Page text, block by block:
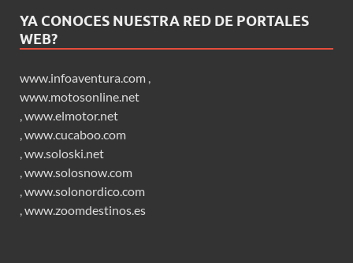
YA CONOCES NUESTRA RED DE PORTALES
WEB?
www.infoaventura.com ,
www.motosonline.net
,www.elmotor.net
,www.cucaboo.com
,ww.soloski.net
,www.solosnow.com
,www.solonordico.com
,www.zoomdestinos.es